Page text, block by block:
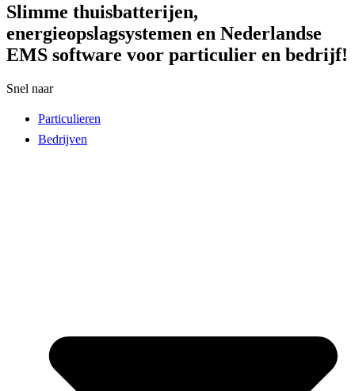
Slimme thuisbatterijen,
energieopslagsystemen en Nederlandse
EMS software voor particulier en bedrijf!
Snel naar
Particulieren
Bedrijven